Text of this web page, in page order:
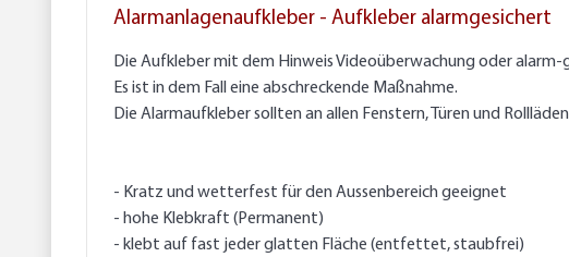
Alarmanlagenaufkleber - Aufkleber alarmgesichert
Die Aufkleber mit dem Hinweis Videoüberwachung oder
Es ist in dem Fall eine abschreckende Maßnahme.
Die Alarmaufkleber sollten an allen Fenstern, Türen und
- Kratz und wetterfest für den Aussenbereich geeignet
- hohe Klebkraft (Permanent)
- klebt auf fast jeder glatten Fläche (entfettet, staubfrei)